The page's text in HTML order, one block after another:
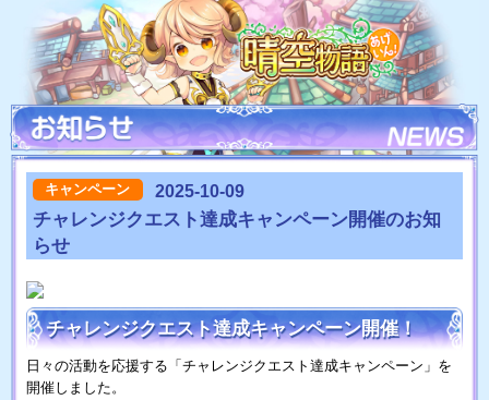
キャンペーン 2025-10-09
チャレンジクエスト達成キャンペーン開催のお知
らせ
チャレンジクエスト達成キャンペーン開催！
日々の活動を応援する「チャレンジクエスト達成キャンペーン」を
開催しました。